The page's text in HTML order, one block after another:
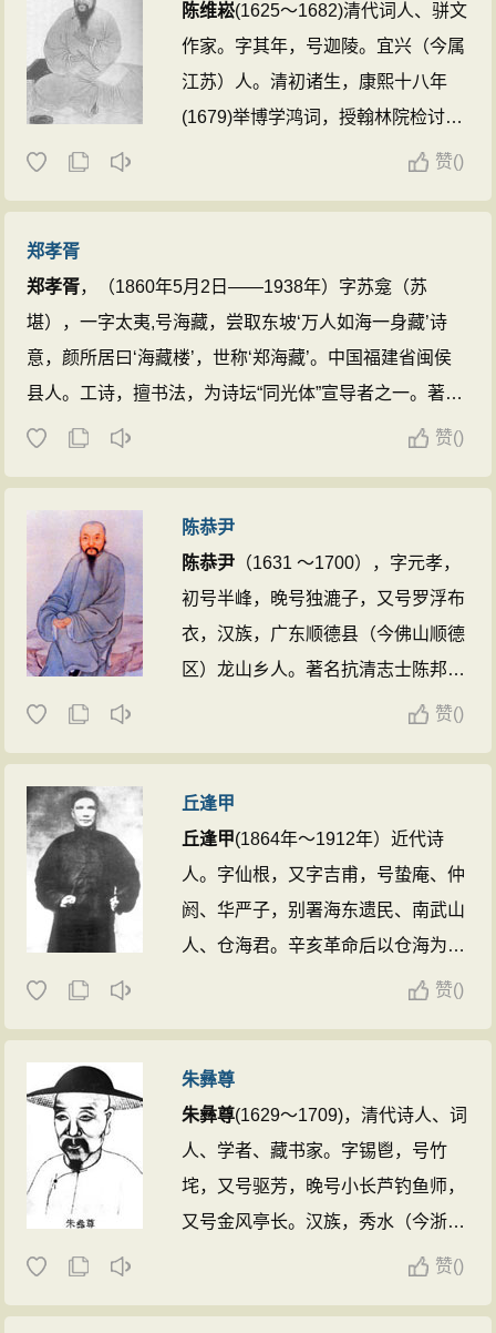
陈维崧(1625～1682)清代词人、骈文
作家。字其年，号迦陵。宜兴（今属
江苏）人。清初诸生，康熙十八年
(1679)举博学鸿词，授翰林院检讨。
54岁时参与修纂《明史》，4年后卒
赞()
郑孝胥
郑孝胥，（1860年5月2日——1938年）字苏龛（苏
堪），一字太夷,号海藏，尝取东坡‘万人如海一身藏’诗
意，颜所居曰‘海藏楼’，世称‘郑海藏’。中国福建省闽侯
县人。工诗，擅书法，为诗坛“同光体”宣导者之一。著有
《海藏楼诗集》。 ...
赞()
陈恭尹
陈恭尹 （1631 ～1700），字元孝，
初号半峰，晚号独漉子，又号罗浮布
衣，汉族，广东顺德县（今佛山顺德
区）龙山乡人。著名抗清志士陈邦彦
之子。清初诗人，与屈大均、梁佩兰
集》，诗文各15卷，词1卷。 ...
赞()
丘逢甲
丘逢甲(1864年～1912年）近代诗
人。字仙根，又字吉甫，号蛰庵、仲
阏、华严子，别署海东遗民、南武山
人、仓海君。辛亥革命后以仓海为
名。祖籍嘉应镇平（今广东蕉岭）。
人，光绪十五年登进士（1889
年），授任工部主事。但 丘逢甲无意
在京做官返回台湾，到台湾台中衡文
书院担任主讲，后又于台湾的台南和
嘉义教育新学。 ...
赞()
朱彝尊
朱彝尊(1629～1709)，清代诗人、词
人、学者、藏书家。字锡鬯，号竹
垞，又号驱芳，晚号小长芦钓鱼师，
又号金风亭长。汉族，秀水（今浙江
嘉兴市）人。康熙十八年（1679）
赞()